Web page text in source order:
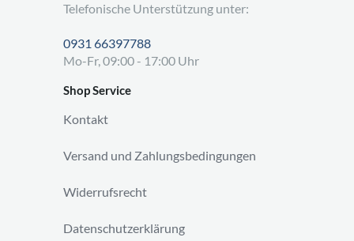
Telefonische Unterstützung unter:
0931 66397788
Mo-Fr, 09:00 - 17:00 Uhr
Shop Service
Kontakt
Versand und Zahlungsbedingungen
Widerrufsrecht
Datenschutzerklärung